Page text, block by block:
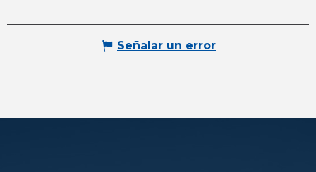
Señalar un error